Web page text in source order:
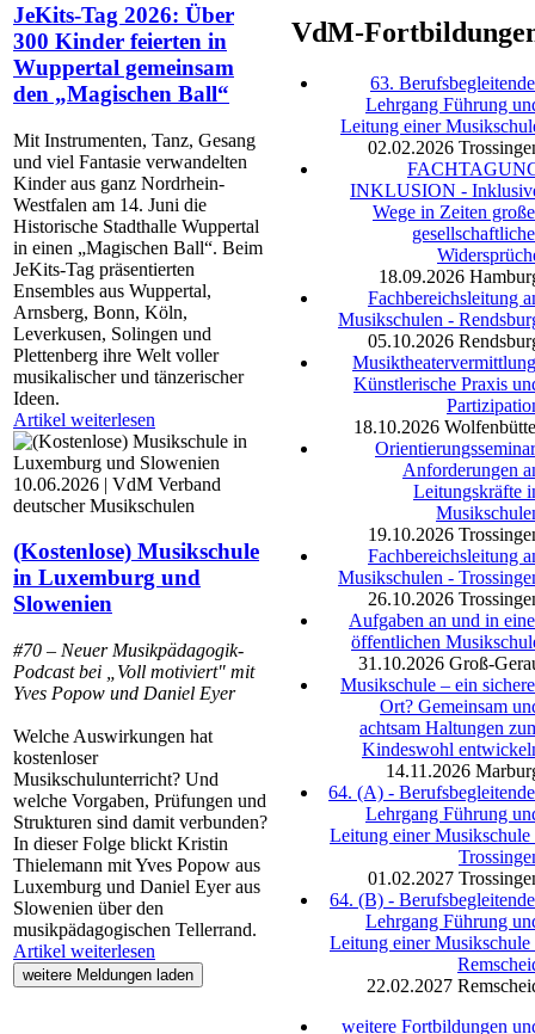
JeKits-Tag 2026: Über
300 Kinder feierten in
Wuppertal gemeinsam
den „Magischen Ball“
Mit Instrumenten, Tanz, Gesang
und viel Fantasie verwandelten
Kinder aus ganz Nordrhein-
Westfalen am 14. Juni die
Historische Stadthalle Wuppertal
in einen „Magischen Ball“. Beim
JeKits-Tag präsentierten
Ensembles aus Wuppertal,
Arnsberg, Bonn, Köln,
Leverkusen, Solingen und
Plettenberg ihre Welt voller
musikalischer und tänzerischer
Ideen.
Artikel weiterlesen
10.06.2026 | VdM Verband
deutscher Musikschulen
(Kostenlose) Musikschule
in Luxemburg und
Slowenien
#70 – Neuer Musikpädagogik-
Podcast bei „Voll motiviert" mit
Yves Popow und Daniel Eyer
Welche Auswirkungen hat
kostenloser
Musikschulunterricht? Und
welche Vorgaben, Prüfungen und
Strukturen sind damit verbunden?
In dieser Folge blickt Kristin
Thielemann mit Yves Popow aus
Luxemburg und Daniel Eyer aus
Slowenien über den
musikpädagogischen Tellerrand.
Artikel weiterlesen
VdM-
63.
Lehrgang Führung
Leitung einer
02.02.2026
INKLUSION -
Wege in Zeiten
18.09.2026
Fachbereichsleitung
Musikschulen -
05.10.2026
Künstlerische Praxis
18.10.2026
Anforderungen
Leitungskräfte
19.10.2026
Fachbereichsleitung
Musikschulen -
26.10.2026
Aufgaben an und in
öffentlichen
31.10.2026 Groß-
Musikschule – ein
Ort? Gemeinsam
achtsam Haltungen
Kindeswohl
14.11.2026
64. (A) -
Lehrgang Führung
Leitung einer Musikschule
01.02.2027
64. (B) -
Lehrgang Führung
Leitung einer Musikschule
22.02.2027
weitere Fortbildungen